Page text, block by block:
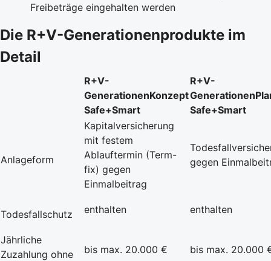
Freibeträge eingehalten werden
Die R+V-Generationenprodukte im
Detail
R+V-
GenerationenKonzept
Safe+Smart
R+V-
Safe+Smart
Anlageform
Kapitalversicherung
mit festem
Ablauftermin (Term-
fix) gegen
Einmalbeitrag
gegen
Todesfallschutz enthalten enthalten
Jährliche
Zuzahlung ohne
bis max. 20.000 € bis max. 20.000